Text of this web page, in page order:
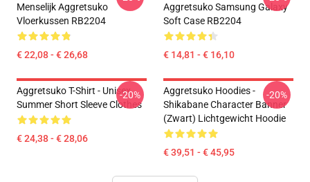
Menselijk Aggretsuko
Vloerkussen RB2204
€ 22,08 - € 26,68
Aggretsuko Samsung Galaxy
Soft Case RB2204
€ 14,81 - € 16,10
Aggretsuko T-Shirt - Unisex
Summer Short Sleeve Clothes
€ 24,38 - € 28,06
-20%
Aggretsuko Hoodies -
Shikabane Character Banner
(Zwart) Lichtgewicht Hoodie
€ 39,51 - € 45,95
-20%